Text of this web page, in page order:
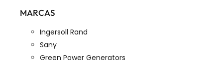
MARCAS
Ingersoll Rand
Sany
Green Power Generators